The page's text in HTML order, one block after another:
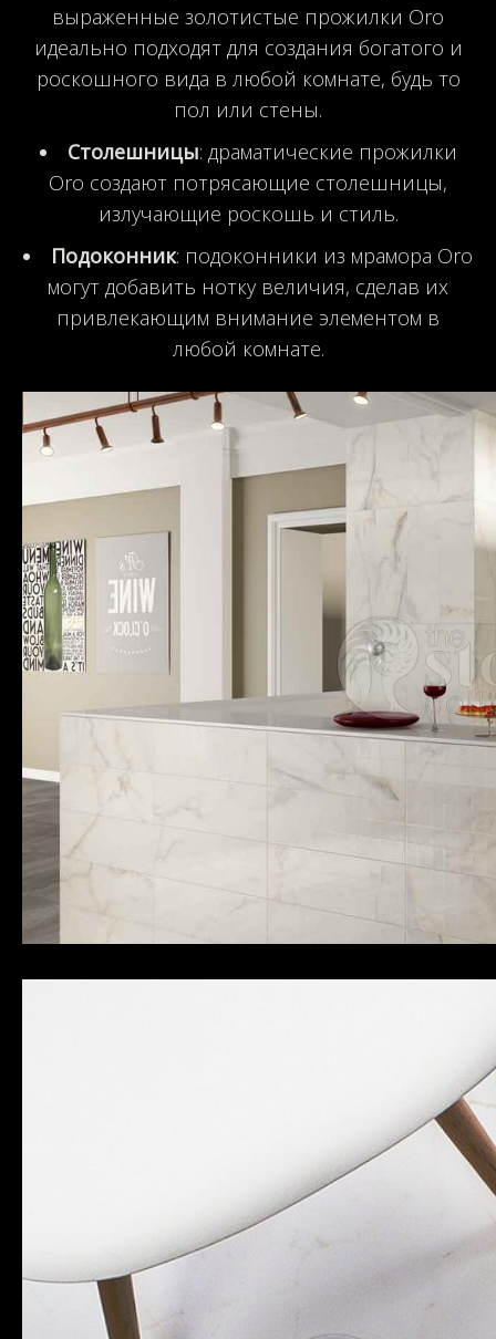
выраженные золотистые прожилки Oro
идеально подходят для создания богатого и
роскошного вида в любой комнате, будь то
пол или стены.
Столешницы: драматические прожилки
Oro создают потрясающие столешницы,
излучающие роскошь и стиль.
Подоконник: подоконники из мрамора Oro
могут добавить нотку величия, сделав их
привлекающим внимание элементом в
любой комнате.